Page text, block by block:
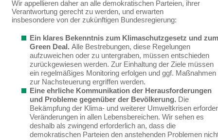
Wir appellieren daher an alle demokratischen Parteien, ihrer
Verantwortung gerecht zu werden, und erwarten
insbesondere von der zukünftigen Bundesregierung:
Ein klares Bekenntnis zum Klimaschutzgesetz und zum
Green Deal. Alle Bestrebun­gen, diese Regelungen
aufzuweichen oder zu untergraben, müssen entschieden
zurückge­wiesen werden. Zur Einhaltung der Ziele müssen
ein regelmäßiges Monitoring erfolgen und ggf. Maßnahmen
zur Nachsteuerung ergriffen werden.
Eine ehrliche Kommunikation der Herausforderungen
und Probleme gegenüber der Bevölkerung. Die
Bekämpfung der Klima- und weiterer Umweltkrisen
Verände­rungen in allen Lebensbereichen. Wir sehen es
deshalb als zwingend erforderlich an, dass die
demokratischen Parteien den anstehenden Problemen